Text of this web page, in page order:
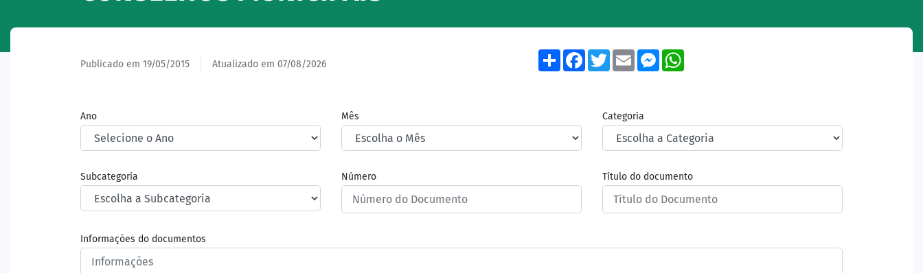
Publicado em 19/05/2015 Atualizado em 07/08/2026
ShareFacebook
TwitterEmailMessenger
Ano Mês Categoria
Subcategoria Número Título do documento
Informações do documentos